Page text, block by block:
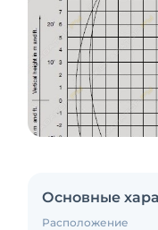
Основные
Расположение